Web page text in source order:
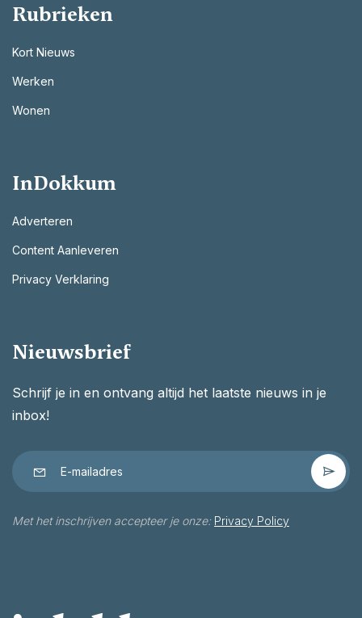
Rubrieken
Kort Nieuws
Werken
Wonen
InDokkum
Adverteren
Content Aanleveren
Privacy Verklaring
Nieuwsbrief
Schrijf je in en ontvang altijd het laatste nieuws in je
inbox!
Met het inschrijven accepteer je onze: Privacy Policy